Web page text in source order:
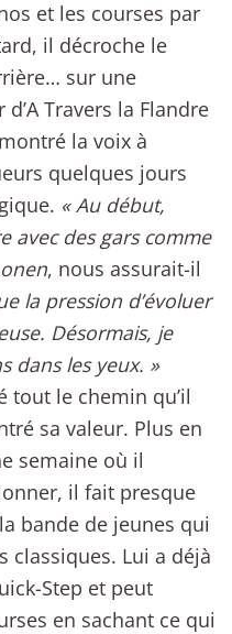
et les courses par
il décroche le
sur une
Travers la Flandre
la voix à
quelques jours
« Au début,
avec des gars comme
, nous assurait-il
la pression d’évoluer
Désormais, je
dans les yeux. »
tout le chemin qu’il
sa valeur. Plus en
semaine où il
il fait presque
bande de jeunes qui
classiques. Lui a déjà
Step et peut
en sachant ce qui